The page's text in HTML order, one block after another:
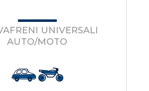
UNIVERSALI
AUTO/MOTO